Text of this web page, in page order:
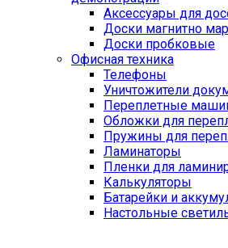
Аксессуары для
Доски магнитно
Доски пробковые
Офисная техника
Телефоны
Уничтожители
Переплетные
Обложки для
Пружины для
Ламинаторы
Пленки для
Калькуляторы
Батарейки и
Настольные